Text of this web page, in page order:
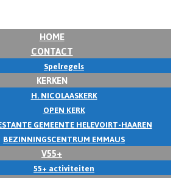
HOME
CONTACT
Spelregels
KERKEN
H. NICOLAASKERK
OPEN KERK
GEMEENTE HELEVOIRT-HAAREN
BEZINNINGSCENTRUM EMMAUS
V55+
55+ activiteiten